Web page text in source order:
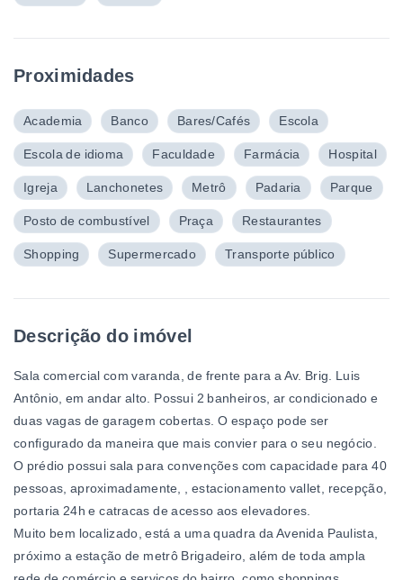
Proximidades
Academia Banco Bares/Cafés Escola
Escola de idioma Faculdade Farmácia Hospital
Igreja Lanchonetes Metrô Padaria Parque
Posto de combustível Praça Restaurantes
Shopping Supermercado Transporte público
Descrição do imóvel
Sala comercial com varanda, de frente para a Av. Brig. Luis
Antônio, em andar alto. Possui 2 banheiros, ar condicionado e
duas vagas de garagem cobertas. O espaço pode ser
configurado da maneira que mais convier para o seu negócio.
O prédio possui sala para convenções com capacidade para 40
pessoas, aproximadamente, , estacionamento vallet, recepção,
portaria 24h e catracas de acesso aos elevadores.
Muito bem localizado, está a uma quadra da Avenida Paulista,
próximo a estação de metrô Brigadeiro, além de toda ampla